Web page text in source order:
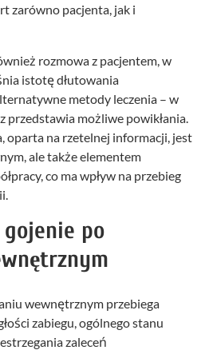
zarówno pacjenta, jak i
rozmowa z pacjentem, w
istotę dłutowania
metody leczenia – w
przedstawia możliwe powikłania.
oparta na rzetelnej informacji, jest
ale także elementem
co ma wpływ na przebieg
po
wewnętrznym przebiega
zabiegu, ogólnego stanu
zaleceń